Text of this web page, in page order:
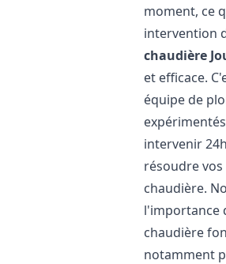
moment, ce
intervention
chaudière
et efficace.
équipe de
intervenir
résoudre
chaudière.
l'importance
chaudière
notamment